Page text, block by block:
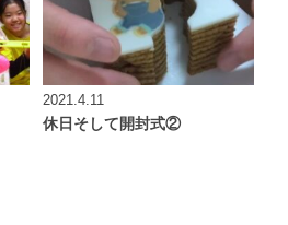
2021.4.11
休日そして開封式②